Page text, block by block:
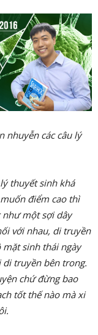
nhuyễn các câu lý
thuyết sinh khá
điểm cao thì
như một sợi dây
với nhau, di truyền
sinh thái ngày
di truyền bên trong.
chứ đừng bao
tốt thế nào mà xi